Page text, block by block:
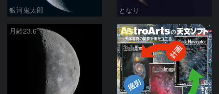
銀河鬼太郎 となり
月齢23.6 PR